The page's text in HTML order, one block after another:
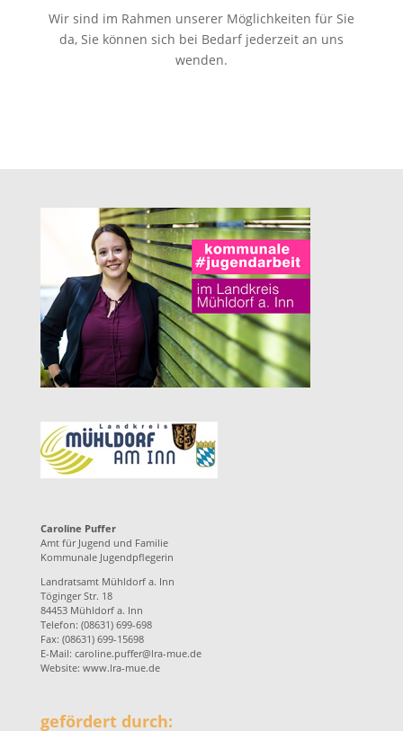
Wir sind im Rahmen unserer Möglichkeiten für Sie
da, Sie können sich bei Bedarf jederzeit an uns
wenden.
Caroline Puffer
Amt für Jugend und Familie
Kommunale Jugendpflegerin
Landratsamt Mühldorf a. Inn
Töginger Str. 18
84453 Mühldorf a. Inn
Telefon: (08631) 699-698
Fax: (08631) 699-15698
E-Mail: caroline.puffer@lra-mue.de
Website: www.lra-mue.de
gefördert durch: